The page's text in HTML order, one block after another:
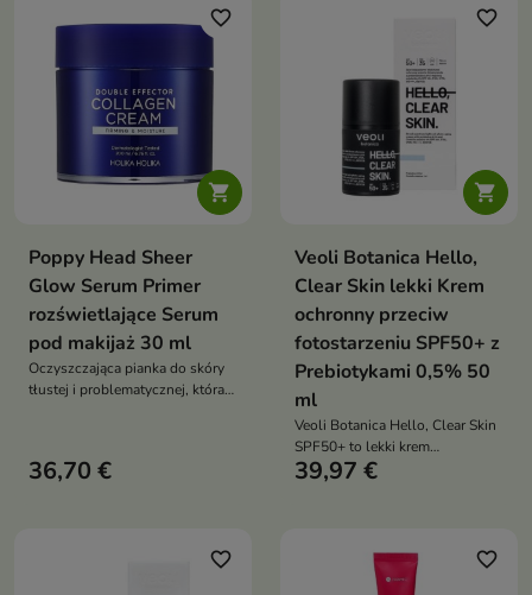
ginsenozydami, kompleksem
niacynamidem nawilża,
rozświetla i wzmacnia barierę

favorite_border
Poppy Head Sheer
Glow Serum Primer
rozświetlające Serum
pod makijaż 30 ml
Oczyszczająca pianka do skóry
tłustej i problematycznej, która
skórę świeżą oraz komfortową
36,70 €

favorite_border
Veoli Botanica Hello,
Clear Skin lekki Krem
ochronny przeciw
fotostarzeniu SPF50+ z
Prebiotykami 0,5% 50
ml
Veoli Botanica Hello, Clear Skin
SPF50+ to lekki krem
przeciwsłoneczny, który chroni
wzmacnia mikrobiom skóry
39,97 €
favorite_border favorite_border